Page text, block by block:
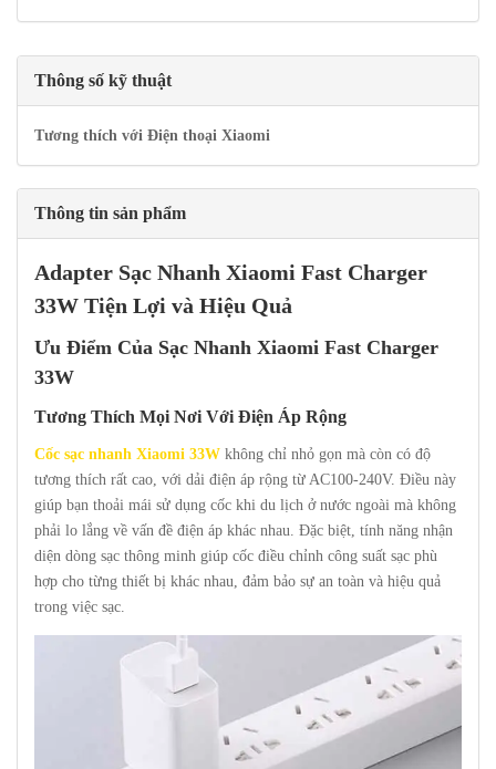
Thông số kỹ thuật
Tương thích với Điện thoại Xiaomi
Thông tin sản phẩm
Adapter Sạc Nhanh Xiaomi Fast Charger
33W Tiện Lợi và Hiệu Quả
Ưu Điểm Của Sạc Nhanh Xiaomi Fast Charger
33W
Tương Thích Mọi Nơi Với Điện Áp Rộng
Cốc sạc nhanh Xiaomi 33W không chỉ nhỏ gọn mà còn có độ
tương thích rất cao, với dải điện áp rộng từ AC100-240V. Điều này
giúp bạn thoải mái sử dụng cốc khi du lịch ở nước ngoài mà không
phải lo lắng về vấn đề điện áp khác nhau. Đặc biệt, tính năng nhận
diện dòng sạc thông minh giúp cốc điều chỉnh công suất sạc phù
hợp cho từng thiết bị khác nhau, đảm bảo sự an toàn và hiệu quả
trong việc sạc.